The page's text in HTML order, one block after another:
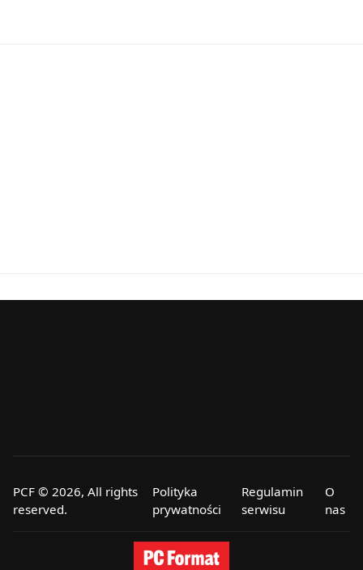
PCF © 2026, All rights
reserved.
Polityka
prywatności
Regulamin
serwisu
O
nas